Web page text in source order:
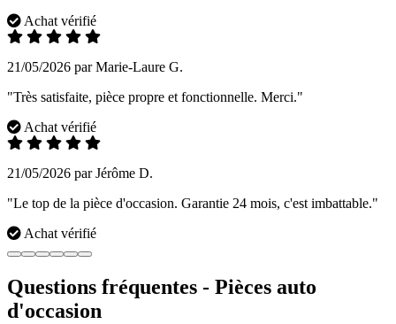
Achat vérifié
21/05/2026 par Marie-Laure G.
"Très satisfaite, pièce propre et fonctionnelle. Merci."
Achat vérifié
21/05/2026 par Jérôme D.
"Le top de la pièce d'occasion. Garantie 24 mois, c'est imbattable."
Achat vérifié
Questions fréquentes - Pièces auto
d'occasion